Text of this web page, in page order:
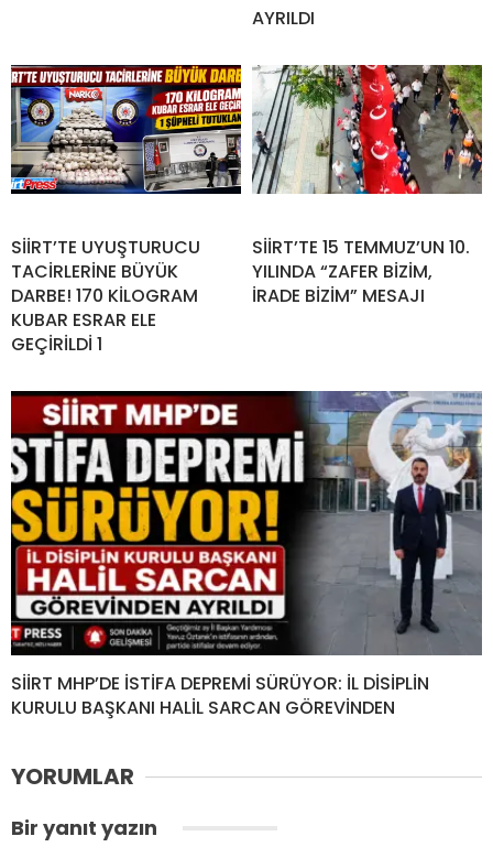
AYRILDI
SİİRT’TE UYUŞTURUCU
TACİRLERİNE BÜYÜK
DARBE! 170 KİLOGRAM
KUBAR ESRAR ELE
GEÇİRİLDİ 1
SİİRT’TE 15 TEMMUZ’UN 10.
YILINDA “ZAFER BİZİM,
İRADE BİZİM” MESAJI
SİİRT MHP’DE İSTİFA DEPREMİ SÜRÜYOR: İL DİSİPLİN
KURULU BAŞKANI HALİL SARCAN GÖREVİNDEN
YORUMLAR
Bir yanıt yazın